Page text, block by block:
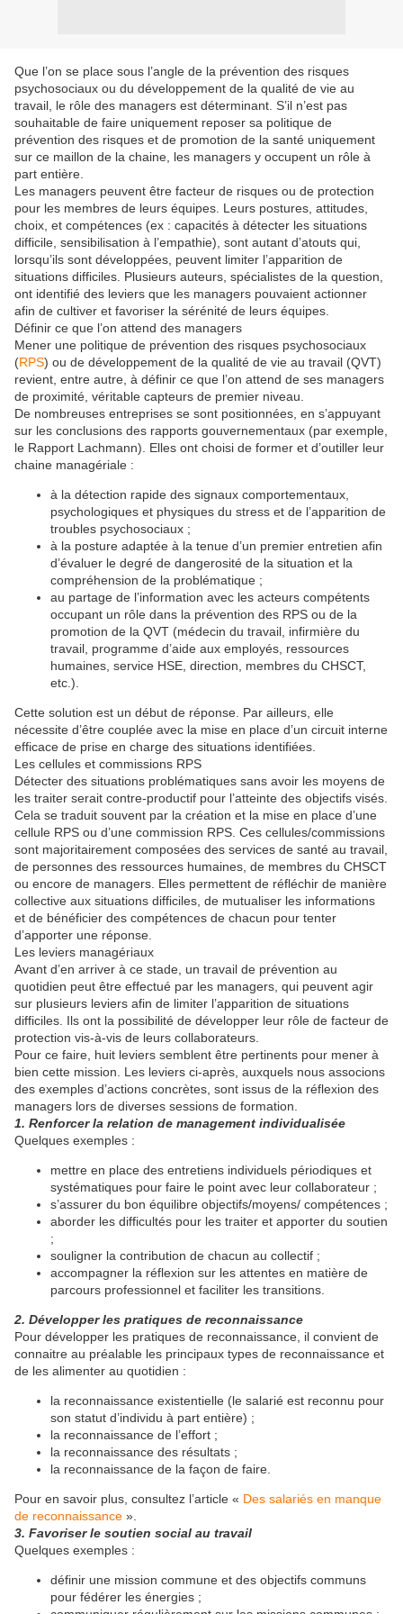
Que l’on se place sous l’angle de la prévention des risques
psychosociaux ou du développement de la qualité de vie au
travail, le rôle des managers est déterminant. S’il n’est pas
souhaitable de faire uniquement reposer sa politique de
prévention des risques et de promotion de la santé uniquement
sur ce maillon de la chaine, les managers y occupent un rôle à
part entière.
Les managers peuvent être facteur de risques ou de protection
pour les membres de leurs équipes. Leurs postures, attitudes,
choix, et compétences (ex : capacités à détecter les situations
difficile, sensibilisation à l’empathie), sont autant d’atouts qui,
lorsqu’ils sont développées, peuvent limiter l’apparition de
situations difficiles. Plusieurs auteurs, spécialistes de la question,
ont identifié des leviers que les managers pouvaient actionner
afin de cultiver et favoriser la sérénité de leurs équipes.
Définir ce que l’on attend des managers
Mener une politique de prévention des risques psychosociaux
(RPS) ou de développement de la qualité de vie au travail (QVT)
revient, entre autre, à définir ce que l’on attend de ses managers
de proximité, véritable capteurs de premier niveau.
De nombreuses entreprises se sont positionnées, en s’appuyant
sur les conclusions des rapports gouvernementaux (par exemple,
le Rapport Lachmann). Elles ont choisi de former et d’outiller leur
chaine managériale :
à la détection rapide des signaux comportementaux,
psychologiques et physiques du stress et de l’apparition de
troubles psychosociaux ;
à la posture adaptée à la tenue d’un premier entretien afin
d’évaluer le degré de dangerosité de la situation et la
compréhension de la problématique ;
au partage de l’information avec les acteurs compétents
occupant un rôle dans la prévention des RPS ou de la
promotion de la QVT (médecin du travail, infirmière du
travail, programme d’aide aux employés, ressources
humaines, service HSE, direction, membres du CHSCT,
etc.).
Cette solution est un début de réponse. Par ailleurs, elle
nécessite d’être couplée avec la mise en place d’un circuit interne
efficace de prise en charge des situations identifiées.
Les cellules et commissions RPS
Détecter des situations problématiques sans avoir les moyens de
les traiter serait contre-productif pour l’atteinte des objectifs visés.
Cela se traduit souvent par la création et la mise en place d’une
cellule RPS ou d’une commission RPS. Ces cellules/commissions
sont majoritairement composées des services de santé au travail,
de personnes des ressources humaines, de membres du CHSCT
ou encore de managers. Elles permettent de réfléchir de manière
collective aux situations difficiles, de mutualiser les informations
et de bénéficier des compétences de chacun pour tenter
d’apporter une réponse.
Les leviers managériaux
Avant d’en arriver à ce stade, un travail de prévention au
quotidien peut être effectué par les managers, qui peuvent agir
sur plusieurs leviers afin de limiter l’apparition de situations
difficiles. Ils ont la possibilité de développer leur rôle de facteur de
protection vis-à-vis de leurs collaborateurs.
Pour ce faire, huit leviers semblent être pertinents pour mener à
bien cette mission. Les leviers ci-après, auxquels nous associons
des exemples d’actions concrètes, sont issus de la réflexion des
managers lors de diverses sessions de formation.
1. Renforcer la relation de management individualisée
Quelques exemples :
mettre en place des entretiens individuels périodiques et
systématiques pour faire le point avec leur collaborateur ;
s’assurer du bon équilibre objectifs/moyens/ compétences ;
aborder les difficultés pour les traiter et apporter du soutien
;
souligner la contribution de chacun au collectif ;
accompagner la réflexion sur les attentes en matière de
parcours professionnel et faciliter les transitions.
2. Développer les pratiques de reconnaissance
Pour développer les pratiques de reconnaissance, il convient de
connaitre au préalable les principaux types de reconnaissance et
de les alimenter au quotidien :
la reconnaissance existentielle (le salarié est reconnu pour
son statut d’individu à part entière) ;
la reconnaissance de l’effort ;
la reconnaissance des résultats ;
la reconnaissance de la façon de faire.
Pour en savoir plus, consultez l’article « Des salariés en manque
de reconnaissance ».
3. Favoriser le soutien social au travail
Quelques exemples :
définir une mission commune et des objectifs communs
pour fédérer les énergies ;